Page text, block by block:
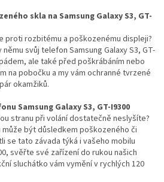
skla na Samsung Galaxy S3, GT-
proti rozbitému a poškozenému displeji?
svůj telefon Samsung Galaxy S3, GT-
ale také před poškrábáním nebo
na pobočku a my vám ochranné tvrzené
okamžiků.
Samsung Galaxy S3, GT-I9300
stranu při volání dostatečně neslyšíte?
být důsledkem poškozeného či
se tato závada týká i vašeho mobilu
svěřte své zařízení do rukou našich
sluchátko vám vymění v rychlých 120